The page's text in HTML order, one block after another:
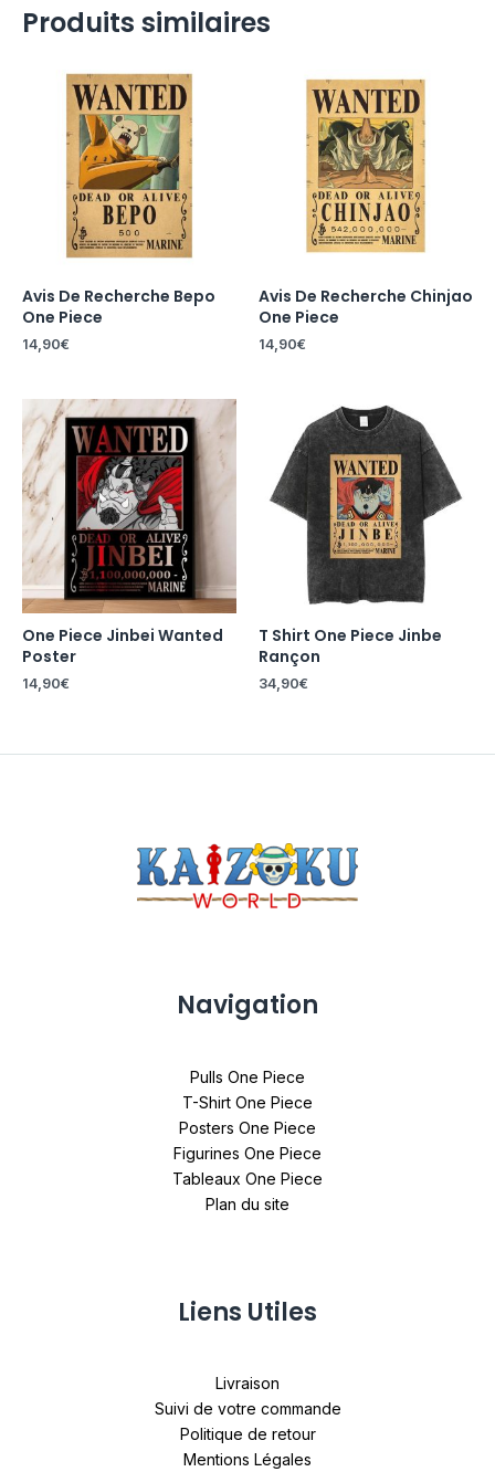
Produits similaires
Avis De Recherche Bepo
One Piece
14,90€
Avis De Recherche Chinjao
One Piece
14,90€
One Piece Jinbei Wanted
Poster
14,90€
T Shirt One Piece Jinbe
Rançon
34,90€
Navigation
Pulls One Piece
T-Shirt One Piece
Posters One Piece
Figurines One Piece
Tableaux One Piece
Plan du site
Liens Utiles
Livraison
Suivi de votre commande
Politique de retour
Mentions Légales